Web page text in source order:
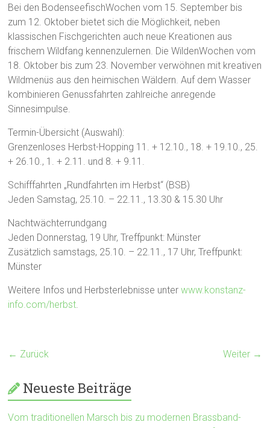
Bei den BodenseefischWochen vom 15. September bis
zum 12. Oktober bietet sich die Möglichkeit, neben
klassischen Fischgerichten auch neue Kreationen aus
frischem Wildfang kennenzulernen. Die WildenWochen vom
18. Oktober bis zum 23. November verwöhnen mit kreativen
Wildmenüs aus den heimischen Wäldern. Auf dem Wasser
kombinieren Genussfahrten zahlreiche anregende
Sinnesimpulse.
Termin-Übersicht (Auswahl):
Grenzenloses Herbst-Hopping 11. + 12.10., 18. + 19.10., 25.
+ 26.10., 1. + 2.11. und 8. + 9.11.
Schifffahrten „Rundfahrten im Herbst“ (BSB)
Jeden Samstag, 25.10. – 22.11., 13.30 & 15.30 Uhr
Nachtwächterrundgang
Jeden Donnerstag, 19 Uhr, Treffpunkt: Münster
Zusätzlich samstags, 25.10. – 22.11., 17 Uhr, Treffpunkt:
Münster
Weitere Infos und Herbsterlebnisse unterwww.konstanz-
info.com/herbst.
← Zurück Weiter →
Neueste Beiträge
Vom traditionellen Marsch bis zu modernen Brassband-